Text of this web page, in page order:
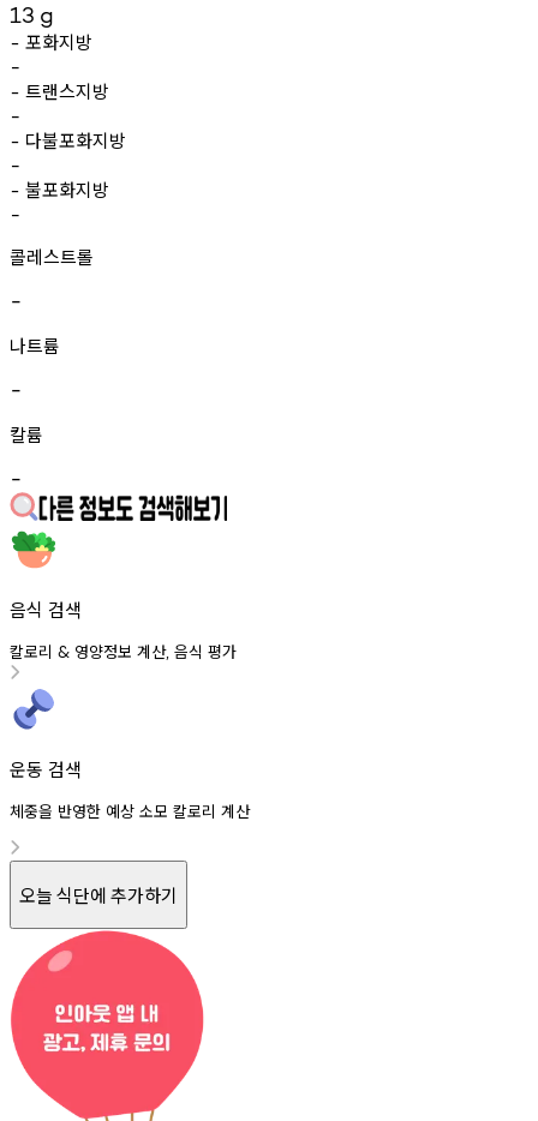
13 g
- 포화지방
-
- 트랜스지방
-
- 다불포화지방
-
- 불포화지방
-
콜레스트롤
-
나트륨
-
칼륨
-
음식 검색
칼로리 & 영양정보 계산, 음식 평가
운동 검색
체중을 반영한 예상 소모 칼로리 계산
오늘 식단에 추가하기